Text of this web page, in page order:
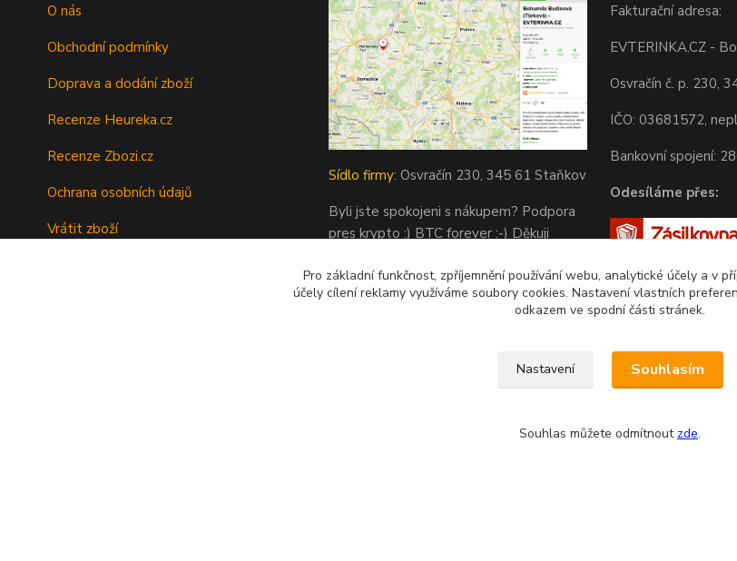
O nás
Obchodní podmínky
Doprava a dodání zboží
Recenze Heureka.cz
Recenze Zbozi.cz
Ochrana osobních údajů
Vrátit zboží
Sídlo firmy: Osvračín 230, 345 61 Staňkov
Byli jste spokojeni s nákupem? Podpora
pres krypto :) BTC forever :-) Děkuji
Fakturační adresa:
EVTERINKA.CZ -
Osvračín č. p. 230,
IČO: 03681572,
Bankovní spojení:
Odesíláme přes:
Pro základní funkčnost, zpříjemnění používání webu, analytické účely a v
účely cílení reklamy využíváme soubory cookies. Nastavení vlastních
odkazem ve spodní části stránek.
Nastavení Souhlasím
Souhlas můžete odmítnout zde.